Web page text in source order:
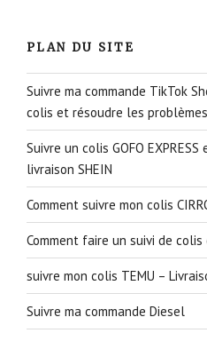
PLAN DU SITE
Suivre ma commande TikTok
colis et résoudre les
Suivre un colis GOFO
livraison SHEIN
Comment suivre mon colis
Comment faire un suivi de colis
suivre mon colis TEMU –
Suivre ma commande Diesel